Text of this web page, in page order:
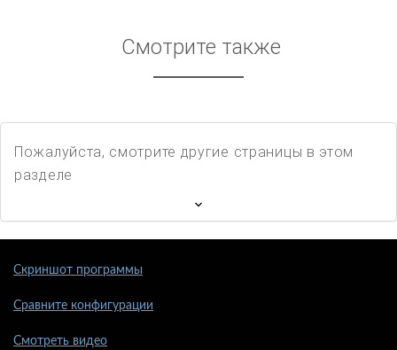
Смотрите также
Пожалуйста, смотрите другие страницы в этом
разделе
Скриншот программы
Сравните конфигурации
Смотреть видео